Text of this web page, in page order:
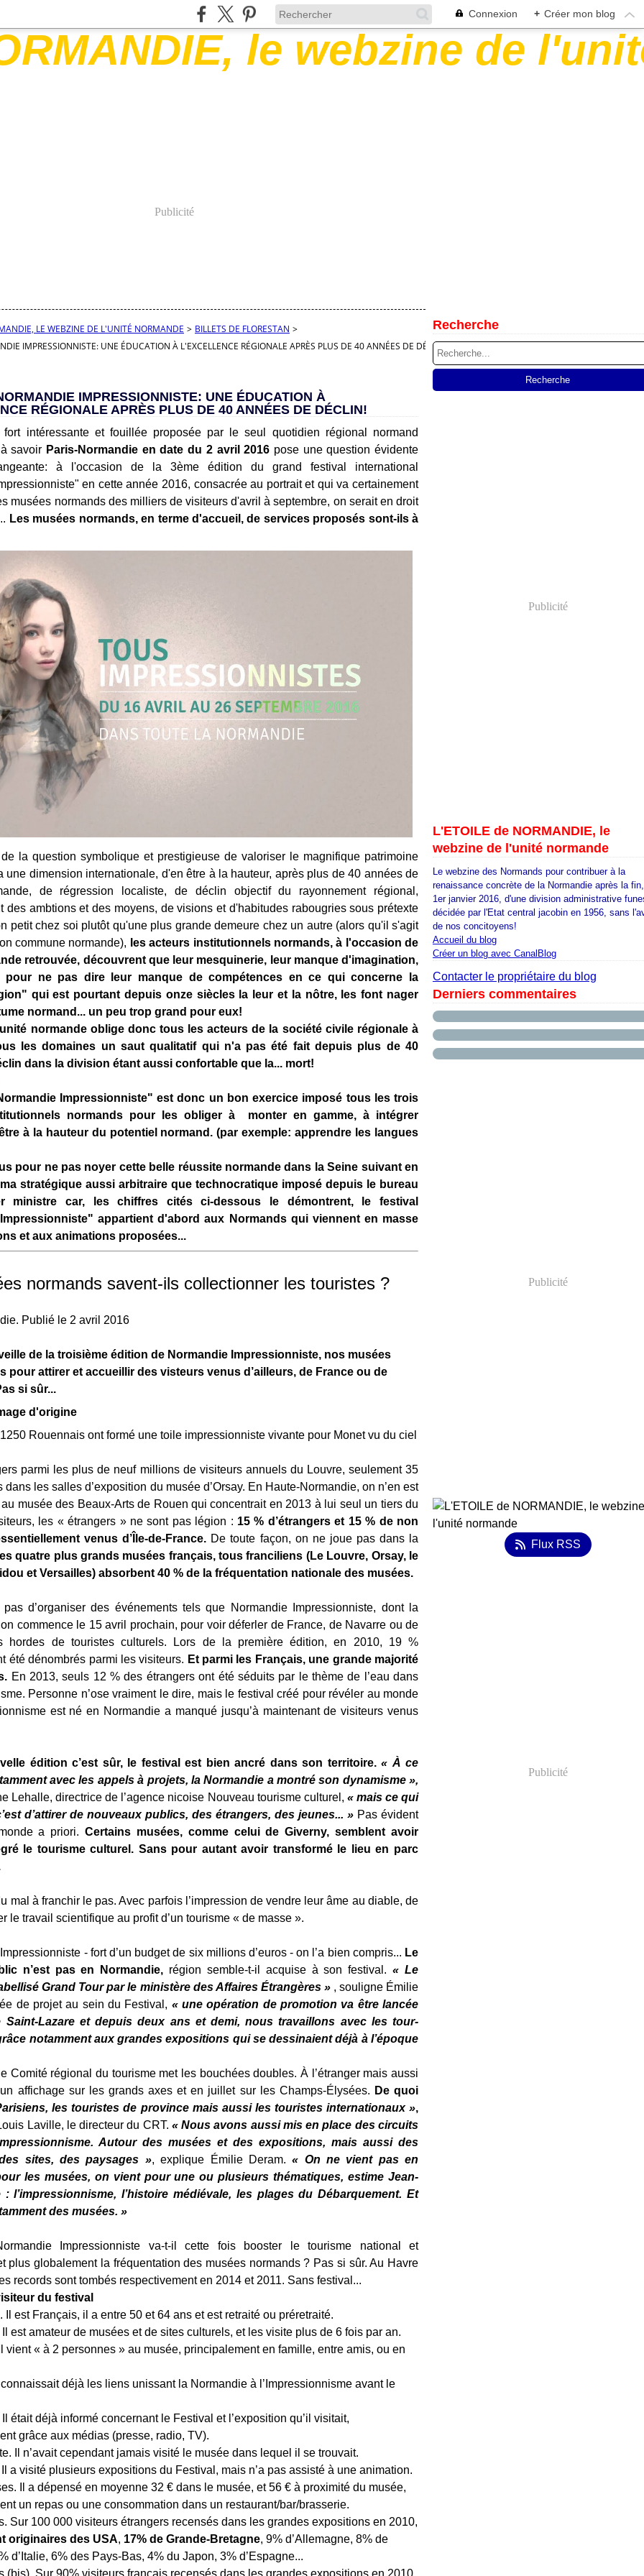
Connexion + Créer mon blog
Publicité
LE WEBZINE DE L'UNITÉ NORMANDE > BILLETS DE FLORESTAN >
IMPRESSIONNISTE: UNE ÉDUCATION À L'EXCELLENCE RÉGIONALE APRÈS PLUS DE 40 ANNÉES DE DÉCLIN!
IMPRESSIONNISTE: UNE ÉDUCATION À
RÉGIONALE APRÈS PLUS DE 40 ANNÉES DE DÉCLIN!
fort intéressante et fouillée proposée par le seul quotidien régional normand
savoir Paris-Normandie en date du 2 avril 2016 pose une question évidente
à l'occasion de la 3ème édition du grand festival international
en cette année 2016, consacrée au portrait et qui va certainement
musées normands des milliers de visiteurs d'avril à septembre, on serait en droit
Les musées normands, en terme d'accueil, de services proposés sont-ils à
la question symbolique et prestigieuse de valoriser le magnifique patrimoine
une dimension internationale, d'en être à la hauteur, après plus de 40 années de
de régression localiste, de déclin objectif du rayonnement régional,
des ambtions et des moyens, de visions et d'habitudes rabougries sous prétexte
petit chez soi plutôt qu'une plus grande demeure chez un autre (alors qu'il s'agit
commune normande), les acteurs institutionnels normands, à l'occasion de
retrouvée, découvrent que leur mesquinerie, leur manque d'imagination,
pour ne pas dire leur manque de compétences en ce qui concerne la
qui est pourtant depuis onze siècles la leur et la nôtre, les font nager
normand... un peu trop grand pour eux!
normande oblige donc tous les acteurs de la société civile régionale à
les domaines un saut qualitatif qui n'a pas été fait depuis plus de 40
dans la division étant aussi confortable que la... mort!
Impressionniste" est donc un bon exercice imposé tous les trois
normands pour les obliger à monter en gamme, à intégrer
à la hauteur du potentiel normand. (par exemple: apprendre les langues
pour ne pas noyer cette belle réussite normande dans la Seine suivant en
stratégique aussi arbitraire que technocratique imposé depuis le bureau
ministre car, les chiffres cités ci-dessous le démontrent, le festival
appartient d'abord aux Normands qui viennent en masse
et aux animations proposées...
normands savent-ils collectionner les touristes ?
Publié le 2 avril 2016
de la troisième édition de Normandie Impressionniste, nos musées
pour attirer et accueillir des visteurs venus d’ailleurs, de France ou de
si sûr...
Rouennais ont formé une toile impressionniste vivante pour Monet vu du ciel
parmi les plus de neuf millions de visiteurs annuels du Louvre, seulement 35
dans les salles d’exposition du musée d’Orsay. En Haute-Normandie, on n’en est
musée des Beaux-Arts de Rouen qui concentrait en 2013 à lui seul un tiers du
les « étrangers » ne sont pas légion : 15 % d’étrangers et 15 % de non
venus d’Île-de-France. De toute façon, on ne joue pas dans la
quatre plus grands musées français, tous franciliens (Le Louvre, Orsay, le
et Versailles) absorbent 40 % de la fréquentation nationale des musées.
d’organiser des événements tels que Normandie Impressionniste, dont la
commence le 15 avril prochain, pour voir déferler de France, de Navarre ou de
hordes de touristes culturels. Lors de la première édition, en 2010, 19 %
été dénombrés parmi les visiteurs. Et parmi les Français, une grande majorité
En 2013, seuls 12 % des étrangers ont été séduits par le thème de l’eau dans
Personne n’ose vraiment le dire, mais le festival créé pour révéler au monde
est né en Normandie a manqué jusqu’à maintenant de visiteurs venus
édition c’est sûr, le festival est bien ancré dans son territoire. « À ce
avec les appels à projets, la Normandie a montré son dynamisme »,
Lehalle, directrice de l’agence nicoise Nouveau tourisme culturel, « mais ce qui
d’attirer de nouveaux publics, des étrangers, des jeunes... » Pas évident
a priori.Certains musées, comme celui de Giverny, semblent avoir
le tourisme culturel. Sans pour autant avoir transformé le lieu en parc
mal à franchir le pas. Avec parfois l’impression de vendre leur âme au diable, de
le travail scientifique au profit d’un tourisme « de masse ».
- fort d’un budget de six millions d’euros - on l’a bien compris... Le
n’est pas en Normandie, région semble-t-il acquise à son festival.« Le
Grand Tour par le ministère des Affaires Étrangères », souligne Émilie
de projet au sein du Festival, « une opération de promotion va être lancée
Saint-Lazare et depuis deux ans et demi, nous travaillons avec les tour-
notamment aux grandes expositions qui se dessinaient déjà à l’époque
Comité régional du tourisme met les bouchées doubles. À l’étranger mais aussi
affichage sur les grands axes et en juillet sur les Champs-Élysées. De quoi
les touristes de province mais aussi les touristes internationaux »,
Laville, le directeur du CRT. « Nous avons aussi mis en place des circuits
Autour des musées et des expositions, mais aussi des
sites, des paysages », explique Émilie Deram.« On ne vient pas en
les musées, on vient pour une ou plusieurs thématiques, estime Jean-
l’impressionnisme, l’histoire médiévale, les plages du Débarquement. Et
des musées. »
Impressionniste va-t-il cette fois booster le tourisme national et
plus globalement la fréquentation des musées normands ? Pas si sûr. Au Havre
records sont tombés respectivement en 2014 et 2011. Sans festival...
du festival
Il est Français, il a entre 50 et 64 ans et est retraité ou préretraité.
est amateur de musées et de sites culturels, et les visite plus de 6 fois par an.
vient « à 2 personnes » au musée, principalement en famille, entre amis, ou en
déjà les liens unissant la Normandie à l’Impressionnisme avant le
était déjà informé concernant le Festival et l’exposition qu’il visitait,
grâce aux médias (presse, radio, TV).
Il n’avait cependant jamais visité le musée dans lequel il se trouvait.
a visité plusieurs expositions du Festival, mais n’a pas assisté à une animation.
Il a dépensé en moyenne 32 € dans le musée, et 56 € à proximité du musée,
un repas ou une consommation dans un restaurant/bar/brasserie.
Sur 100 000 visiteurs étrangers recensés dans les grandes expositions en 2010,
originaires des USA, 17% de Grande-Bretagne, 9% d’Allemagne, 8% de
d’Italie, 6% des Pays-Bas, 4% du Japon, 3% d’Espagne...
(bis). Sur 90% visiteurs français recensés dans les grandes expositions en 2010,
Recherche
Publicité
L'ETOILE de NORMANDIE, le
webzine de l'unité normande
Le webzine des Normands pour contribuer à la
renaissance concrète de la Normandie après la
1er janvier 2016, d'une division administrative
décidée par l'Etat central jacobin en 1956, sans
de nos concitoyens!
Accueil du blog
Créer un blog avec CanalBlog
Contacter le propriétaire du blog
Derniers commentaires
Publicité
Flux RSS
Publicité